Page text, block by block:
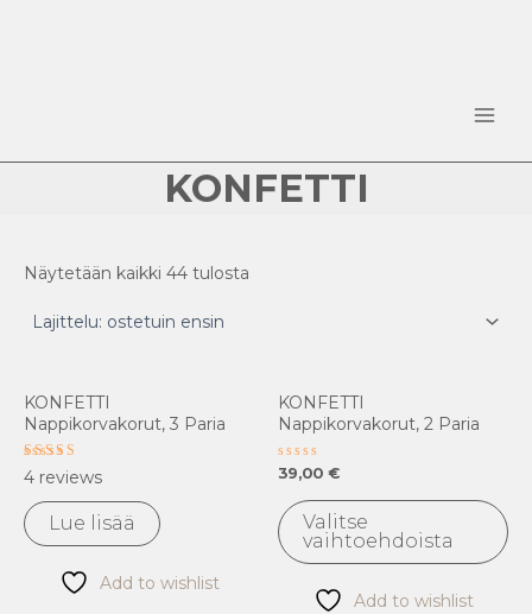
KONFETTI
Näytetään kaikki 44 tulosta
KONFETTI
Nappikorvakorut, 3 Paria
Arvostelu
tuotteesta:
5.00
/ 5
4 reviews
Lue lisää
Add to wishlist
KONFETTI
Nappikorvakorut, 2 Paria
Arvostelu
tuotteesta:
/
5
39,00 €
Valitse
vaihtoehdoista
Add to wishlist